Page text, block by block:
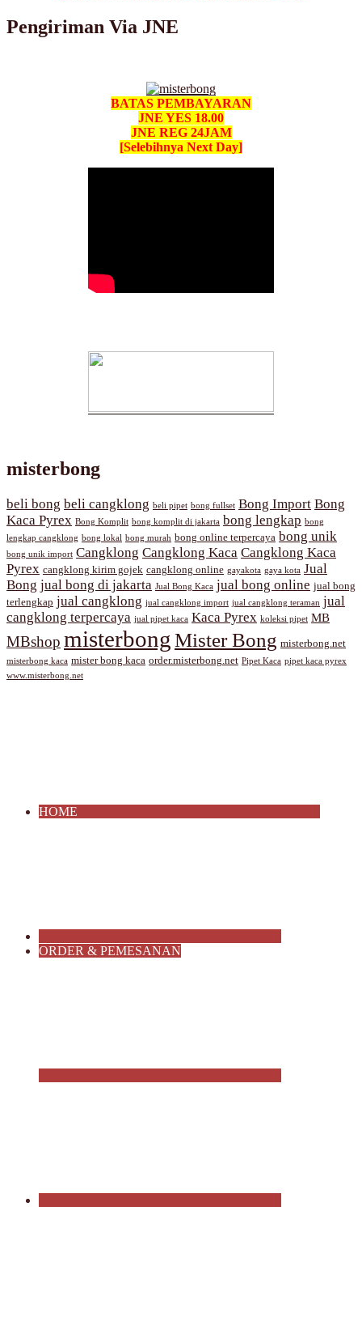
Pengiriman Via JNE
BATAS PEMBAYARAN
JNE YES 18.00
JNE REG 24JAM
[Selebihnya Next Day]
misterbong
beli bong beli cangklong beli pipet bong fullset Bong Import Bong
Kaca Pyrex Bong Komplit bong komplit di jakarta bong lengkap bong
lengkap cangklong bong lokal bong murah bong online terpercaya bong unik
bong unik import Cangklong Cangklong Kaca Cangklong Kaca
Pyrex cangklong kirim gojek cangklong online gayakota gaya kota Jual
Bong jual bong di jakarta Jual Bong Kaca jual bong online jual bong
terlengkap jual cangklong jual cangklong import jual cangklong teraman jual
cangklong terpercaya jual pipet kaca Kaca Pyrex koleksi pipet MB
MBshop misterbongMister Bong misterbong.net
misterbong kaca mister bong kaca order.misterbong.net Pipet Kaca pipet kaca pyrex
www.misterbong.net
HOME
ORDER & PEMESANAN